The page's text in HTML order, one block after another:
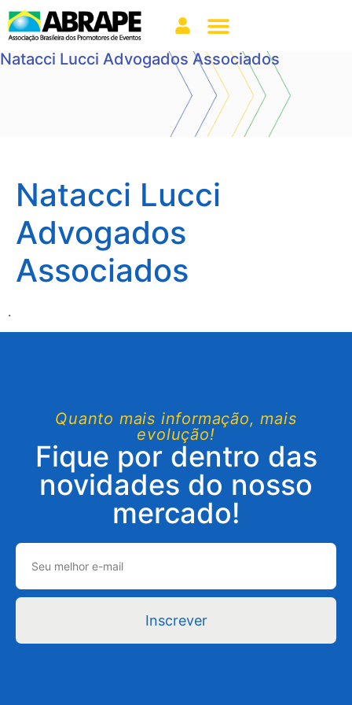
Natacci Lucci Advogados Associados
Natacci Lucci
Advogados
Associados
.
Quanto mais informação, mais
evolução!
Fique por dentro das
novidades do nosso
mercado!
Inscrever